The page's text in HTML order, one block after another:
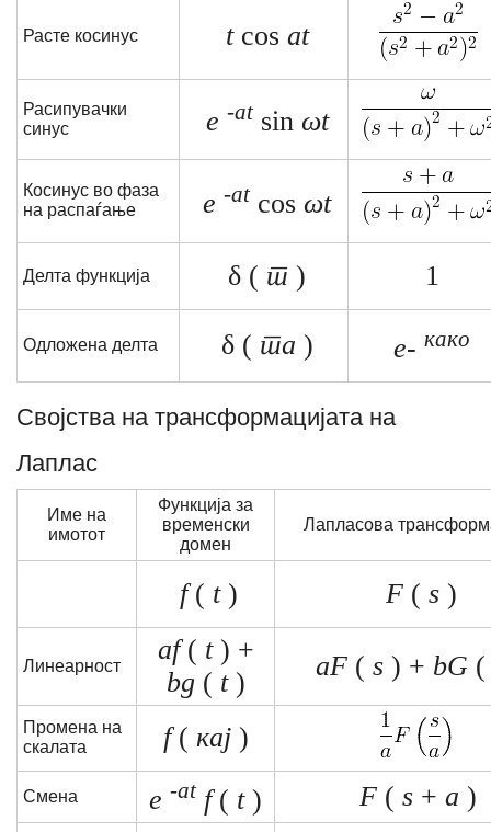
Расте косинус tcos at
Расипувачки
синус
e -at sin ωt
Косинус во фаза
на распаѓање
e -at cos ωt
Делта функција δ ( т ) 1
Одложена делта δ ( та ) е- како
Својства на трансформацијата на
Лаплас
Име на
имотот
Функција за
временски
домен
Лапласова
f( t) F ( s )
Линеарност
af( t) +
bg ( t)
aF( s) + bG
Промена на
скалата
f( кај)
Смена e -at f( t) F ( s + a )